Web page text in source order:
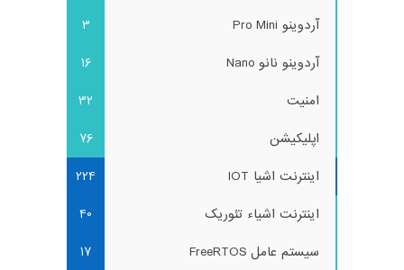
آردوینو Pro Mini
3
آردوینو نانو Nano
16
امنیت
32
اپلیکیشن
76
اینترنت اشیا IOT
224
اینترنت اشیاء تئوریک
40
سیستم عامل FreeRTOS
17